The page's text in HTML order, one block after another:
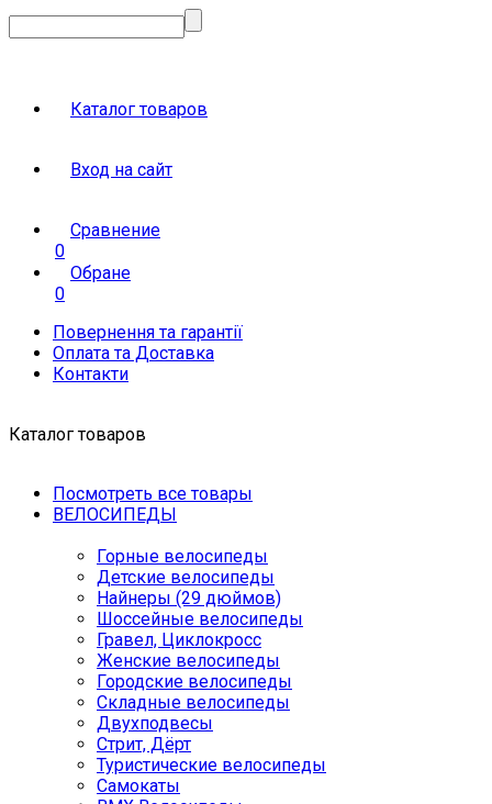
Каталог товаров
Вход на сайт
Сравнение
0
Обране
0
Повернення та гарантії
Оплата та Доставка
Контакти
Каталог товаров
Посмотреть все товары
ВЕЛОСИПЕДЫ
Горные велосипеды
Детские велосипеды
Найнеры (29 дюймов)
Шоссейные велосипеды
Гравел, Циклокросс
Женские велосипеды
Городcкие велосипеды
Складные велосипеды
Двухподвесы
Стрит, Дёрт
Туристические велосипеды
Самокаты